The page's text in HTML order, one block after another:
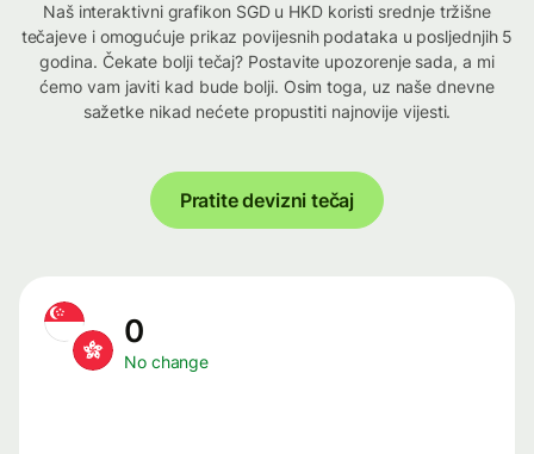
Naš interaktivni grafikon SGD u HKD koristi srednje tržišne
tečajeve i omogućuje prikaz povijesnih podataka u posljednjih 5
godina. Čekate bolji tečaj? Postavite upozorenje sada, a mi
ćemo vam javiti kad bude bolji. Osim toga, uz naše dnevne
sažetke nikad nećete propustiti najnovije vijesti.
Pratite devizni tečaj
0
No change